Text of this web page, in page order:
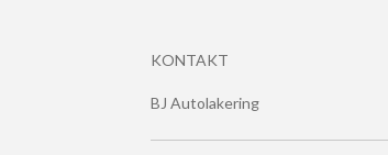
KONTAKT
BJ Autolakering